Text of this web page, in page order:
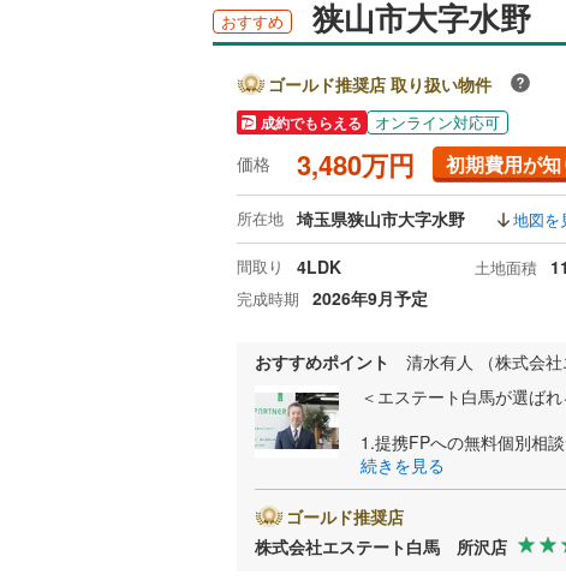
おすすめ 狭山市大字水野
ゴールド推奨店 取り扱い物件
成約でもらえる オンライン対応可
価格 3,480万円 初期費用が
所在地 埼玉県狭山市大字水野 地図を
間取り 4LDK 土地面積
完成時期 2026年9月予定
おすすめポイント
清水有人 （株式会
＜エステート白馬が選ば
1.提携FPへの無料個別相
続きを見る
ゴールド推奨店
株式会社エステート白馬 所沢店